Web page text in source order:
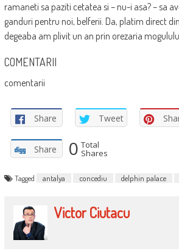
ramaneti sa paziti cetatea si – nu-i asa? – sa
ganduri pentru noi, belferii. Da, platim direct
degeaba am plivit un an prin orezaria
COMENTARII
comentarii
Share Tweet
Share 0 Total
Shares
Tagged antalya concediu delphin palace
Victor Ciutacu